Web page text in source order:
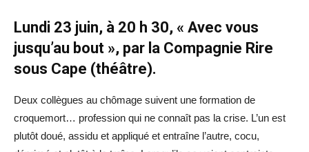
Lundi 23 juin, à 20 h 30, « Avec vous
jusqu’au bout », par la Compagnie Rire
sous Cape (théâtre).
Deux collègues au chômage suivent une formation de
croquemort… profession qui ne connaît pas la crise. L’un est
plutôt doué, assidu et appliqué et entraîne l’autre, cocu,